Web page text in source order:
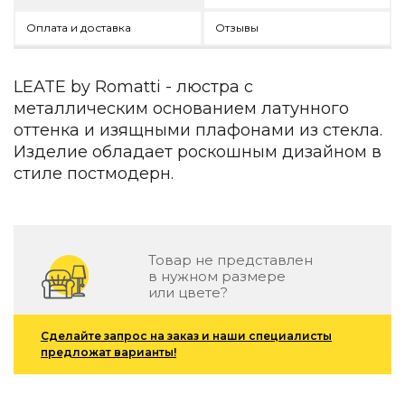
Уличная и садовая мебель
Коллекции
ROOM — Modern
INTERRA — Soft Modern
ARTOPIA — Mid-Century
DAYZ — Ethno
Все коллекции мебели
Декор
По типу
Для кухни
Предметы интерьера
Зеркала
Вентиляторы
Оплата и доставка Отзывы
LEATE by Romatti - люстра с
металлическим основанием латунного
оттенка и изящными плафонами из стекла.
Изделие обладает роскошным дизайном в
стиле постмодерн.
Товар не представлен
в нужном размере
или цвете?
Сделайте запрос на заказ и наши специалисты
предложат варианты!